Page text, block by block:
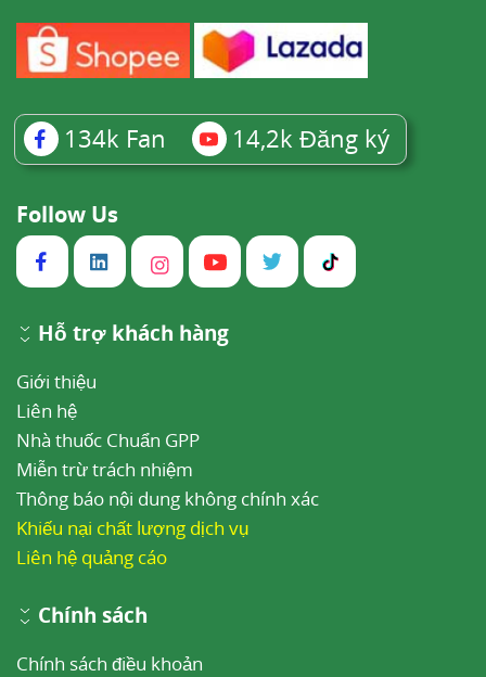
134k Fan 14,2k Đăng ký
Follow Us
Hỗ trợ khách hàng
Giới thiệu
Liên hệ
Nhà thuốc Chuẩn GPP
Miễn trừ trách nhiệm
Thông báo nội dung không chính xác
Khiếu nại chất lượng dịch vụ
Liên hệ quảng cáo
Chính sách
Chính sách điều khoản